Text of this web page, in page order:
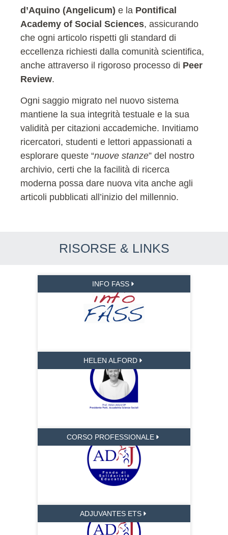
d’Aquino (Angelicum) e la Pontifical
Academy of Social Sciences, assicurando
che ogni articolo rispetti gli standard di
eccellenza richiesti dalla comunità scientifica,
anche attraverso il rigoroso processo di Peer
Review.
Ogni saggio migrato nel nuovo sistema
mantiene la sua integrità testuale e la sua
validità per citazioni accademiche. Invitiamo
ricercatori, studenti e lettori appassionati a
esplorare queste “nuove stanze” del nostro
archivio, certi che la facilità di ricerca
moderna possa dare nuova vita anche agli
articoli pubblicati all’inizio del millennio.
RISORSE & LINKS
INFO FASS
HELEN ALFORD
CORSO PROFESSIONALE
ADJUVANTES ETS